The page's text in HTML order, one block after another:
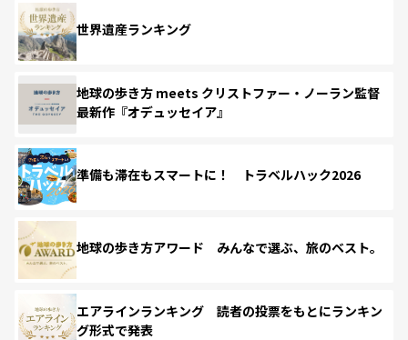
世界遺産ランキング
地球の歩き方 meets クリストファー・ノーラン監督
最新作『オデュッセイア』
準備も滞在もスマートに！ トラベルハック2026
地球の歩き方アワード みんなで選ぶ、旅のベスト。
エアラインランキング 読者の投票をもとにランキン
グ形式で発表